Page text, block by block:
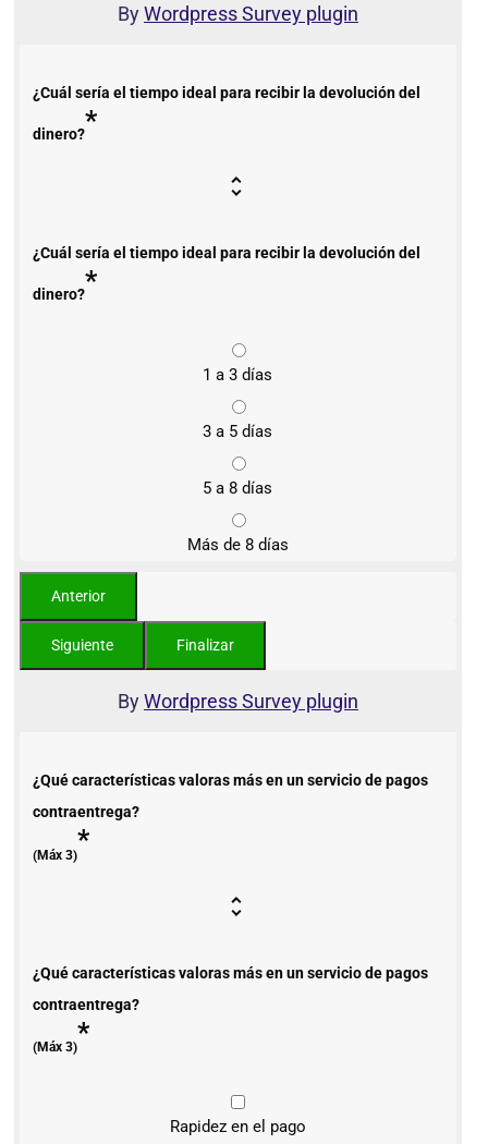
ByWordpress Survey plugin
¿Cuál sería el tiempo ideal para recibir la devolución del
dinero?*
¿Cuál sería el tiempo ideal para recibir la devolución del
dinero?*
1 a 3 días
3 a 5 días
5 a 8 días
Más de 8 días
ByWordpress Survey plugin
¿Qué características valoras más en un servicio de pagos
contraentrega?
(Máx 3)*
¿Qué características valoras más en un servicio de pagos
contraentrega?
(Máx 3)*
Rapidez en el pago